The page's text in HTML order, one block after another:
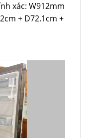
xác: W912mm
+ D72.1cm +